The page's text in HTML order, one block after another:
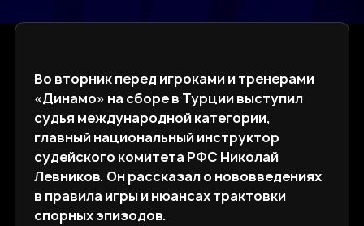
Во вторник перед игроками и тренерами
«Динамо» на сборе в Турции выступил
судья международной категории,
главный национальный инструктор
судейского комитета РФС Николай
Левников. Он рассказал о нововведениях
в правила игры и нюансах трактовки
спорных эпизодов.